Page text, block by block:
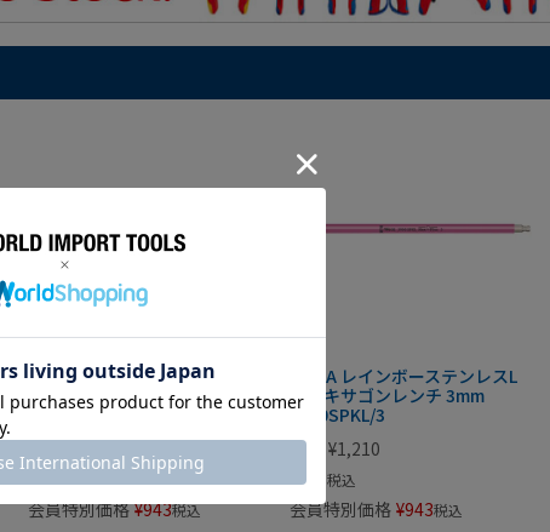
WERA レインボーステンレスL
型ヘキサゴンレンチ 2.5mm
3950SPKL/2.5
定価 ¥1,210
会員特別価格 ¥943税込
WERA レインボーステンレスL
型ヘキサゴンレンチ 3mm
3950SPKL/3
定価
¥1,210
968 税込
会員特別価格 ¥943税込